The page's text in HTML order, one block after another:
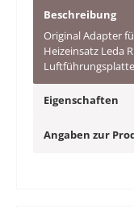
Beschreibung
Original Adapter
Heizeinsatz Leda
Eigenschaften
Angaben zur